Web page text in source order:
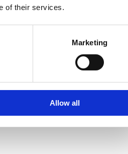
of their services.
Marketing
Allow all
på de første 30 minutter af
Du kan dog trække det